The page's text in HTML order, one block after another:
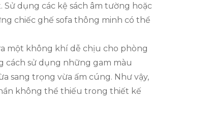
dụng các kệ sách âm tường hoặc
chiếc ghế sofa thông minh có thể
một không khí dễ chịu cho phòng
cách sử dụng những gam màu
sang trọng vừa ấm cúng. Như vậy,
không thể thiếu trong thiết kế